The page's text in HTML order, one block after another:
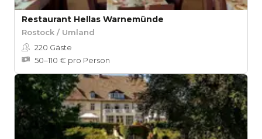
Restaurant Hellas Warnemünde
Rostock / Umland
220 Gäste
50–110 € pro Person